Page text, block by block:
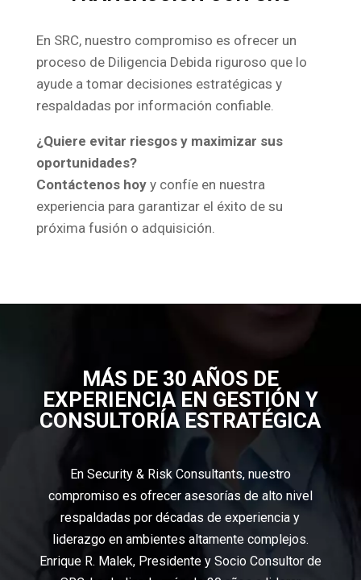
En SRC, nuestro compromiso es ofrecer un
proceso de Diligencia Debida riguroso que lo
ayude a tomar decisiones estratégicas y
respaldadas por información confiable.
¿Quiere evitar riesgos y maximizar sus
oportunidades?
Contáctenos hoyy confíe en nuestra
experiencia para garantizar el éxito de su
próxima fusión o adquisición.
MÁS DE 30 AÑOS DE
EXPERIENCIA EN GESTIÓN Y
CONSULTORÍA ESTRATÉGICA
En Security & Risk Consultants, nuestro
compromiso es ofrecer asesorías de alto nivel
respaldadas por décadas de experiencia y
liderazgo en ambientes altamente complejos.
Enrique R. Malek, Presidente y Socio Consultor de